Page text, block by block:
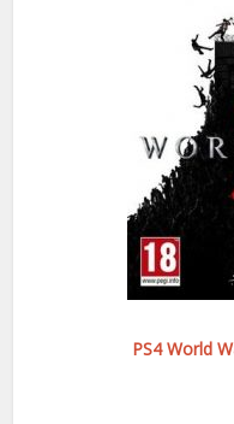
PS4 World